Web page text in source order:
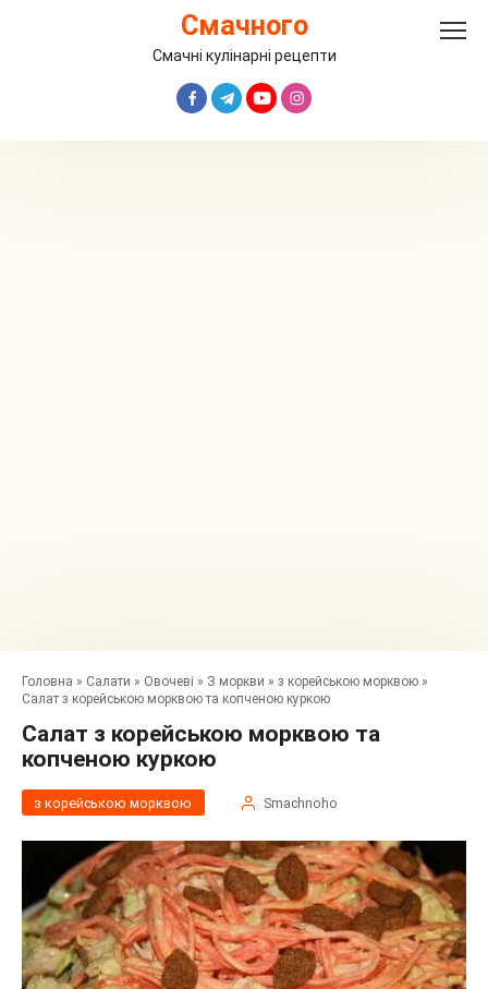
Смачного
Смачні кулінарні рецепти
Головна » Салати » Овочеві » З моркви » з корейською морквою »
Салат з корейською морквою та копченою куркою
Салат з корейською морквою та
копченою куркою
з корейською морквою Smachnoho